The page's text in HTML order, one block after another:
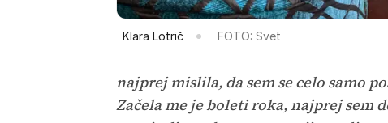
Klara Lotrič FOTO: Svet
najprej mislila, da sem se celo samo
Začela me je boleti roka, najprej sem